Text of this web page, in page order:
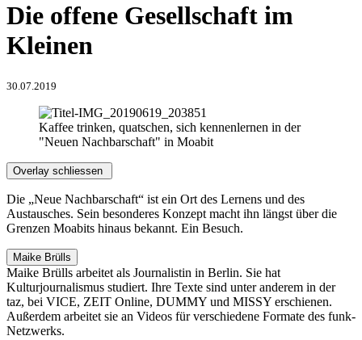
Die offene Gesellschaft im
Kleinen
30.07.2019
Kaffee trinken, quatschen, sich kennenlernen in der
"Neuen Nachbarschaft" in Moabit
Overlay schliessen
Die „Neue Nachbarschaft“ ist ein Ort des Lernens und des
Austausches. Sein besonderes Konzept macht ihn längst über die
Grenzen Moabits hinaus bekannt. Ein Besuch.
Maike Brülls
Maike Brülls arbeitet als Journalistin in Berlin. Sie hat
Kulturjournalismus studiert. Ihre Texte sind unter anderem in der
taz, bei VICE, ZEIT Online, DUMMY und MISSY erschienen.
Außerdem arbeitet sie an Videos für verschiedene Formate des funk-
Netzwerks.